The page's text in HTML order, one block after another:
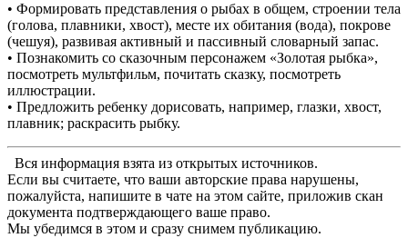
• Формировать представления о рыбах в общем, строении тела
(голова, плавники, хвост), месте их обитания (вода), покрове
(чешуя), развивая активный и пассивный словарный запас.
• Познакомить со сказочным персонажем «Золотая рыбка»,
посмотреть мультфильм, почитать сказку, посмотреть
иллюстрации.
• Предложить ребенку дорисовать, например, глазки, хвост,
плавник; раскрасить рыбку.
Вся информация взята из открытых источников.
Если вы считаете, что ваши авторские права нарушены,
пожалуйста, напишите в чате на этом сайте, приложив скан
документа подтверждающего ваше право.
Мы убедимся в этом и сразу снимем публикацию.